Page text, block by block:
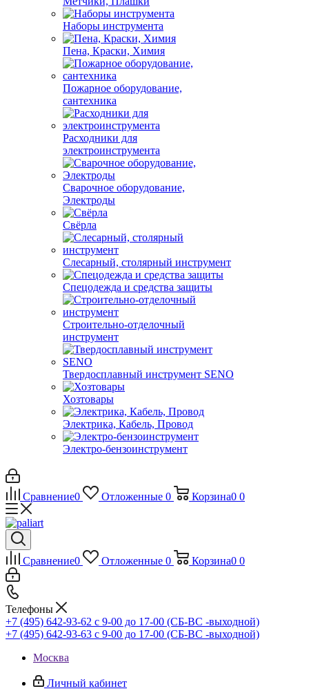
Наборы инструмента
Пена, Краски, Химия
Пожарное оборудование,
сантехника
Расходники для
электроинструмента
Сварочное оборудование,
Электроды
Свёрла
Слесарный, столярный инструмент
Спецодежда и средства защиты
Строительно-отделочный
инструмент
Твердосплавный инструмент SENO
Хозтовары
Электрика, Кабель, Провод
Электро-бензоинструмент
Сравнение0 Отложенные 0 Корзина0 0
Сравнение0 Отложенные 0 Корзина0 0
Телефоны
+7 (495) 642-93-62 c 9-00 до 17-00 (СБ-ВС -выходной)
+7 (495) 642-93-63 c 9-00 до 17-00 (СБ-ВС -выходной)
Москва
Личный кабинет